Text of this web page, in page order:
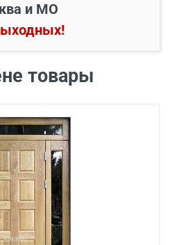
от 3500
от 600
от 1000
и МО
товары